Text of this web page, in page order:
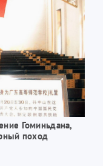
Гоминьдана,
поход